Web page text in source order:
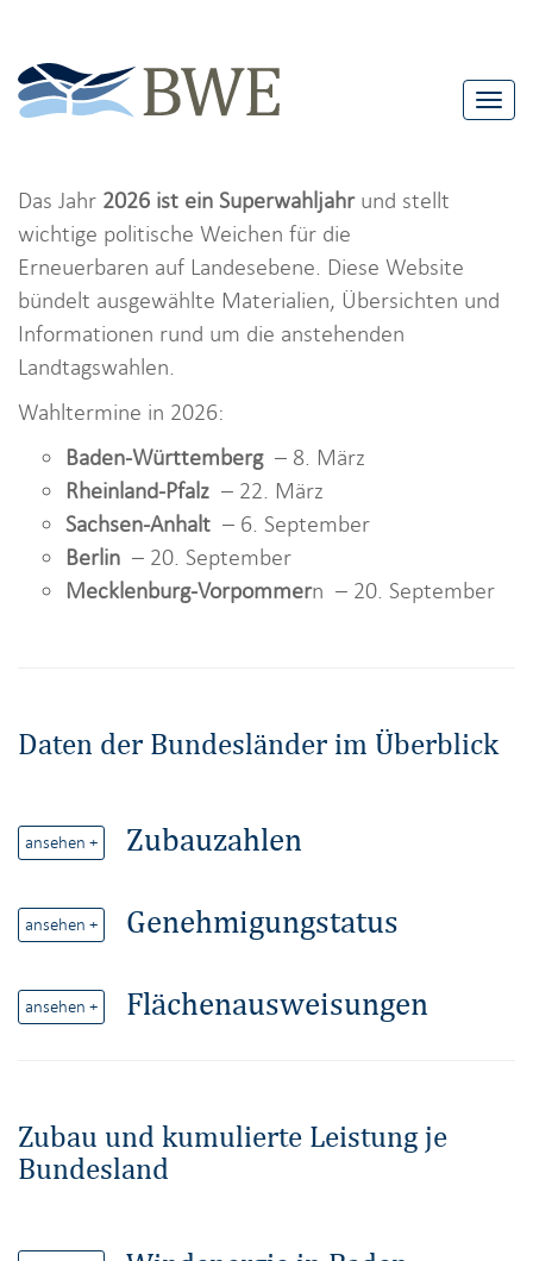
T
n
n
Das Jahr 2026 ist ein Superwahljahrund stellt
wichtige politische Weichen für die
Erneuerbaren auf Landesebene. Diese Website
bündelt ausgewählte Materialien, Übersichten und
Informationen rund um die anstehenden
Landtagswahlen.
Wahltermine in 2026:
Baden-Württemberg– 8. März
Rheinland-Pfalz – 22. März
Sachsen-Anhalt – 6. September
Berlin – 20. September
Mecklenburg-Vorpommern – 20. September
Daten der Bundesländer im Überblick
ansehen + Zubauzahlen
ansehen + Genehmigungstatus
ansehen + Flächenausweisungen
Zubau und kumulierte Leistung je
Bundesland